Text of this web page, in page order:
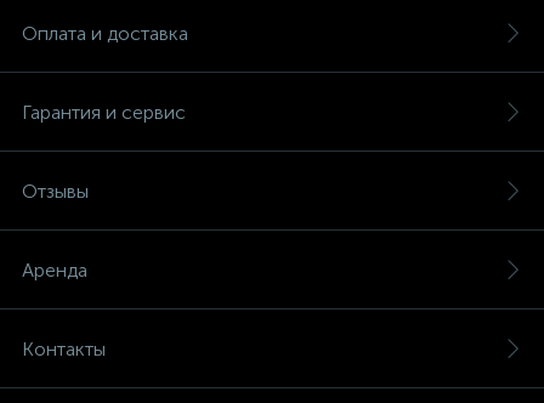
Оплата и доставка
Гарантия и сервис
Отзывы
Аренда
Контакты